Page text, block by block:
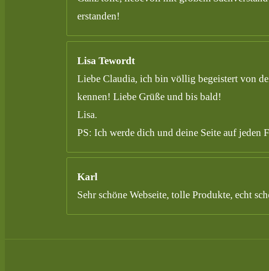
erstanden!
Lisa Tewordt
Liebe Claudia, ich bin völlig begeistert von
kennen! Liebe Grüße und bis bald!
Lisa.
PS: Ich werde dich und deine Seite auf jeden
Karl
Sehr schöne Webseite, tolle Produkte, echt